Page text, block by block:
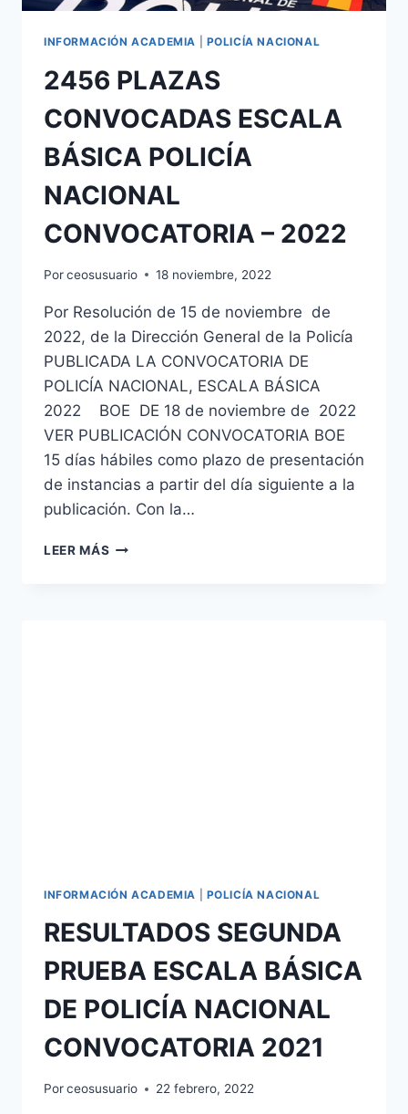
A
INFORMACIÓN ACADEMIA POLICÍA NACIONAL
2456 PLAZAS
CONVOCADAS ESCALA
BÁSICA POLICÍA
NACIONAL
CONVOCATORIA – 2022
Porceosusuario 18 noviembre, 2022
Por Resolución de 15 de noviembre de
2022, de la Dirección General de la Policía
PUBLICADA LA CONVOCATORIA DE
POLICÍA NACIONAL, ESCALA BÁSICA
2022 BOE DE 18 de noviembre de 2022
VER PUBLICACIÓN CONVOCATORIA BOE
15 días hábiles como plazo de presentación
de instancias a partir del día siguiente a la
publicación. Con la…
LEER MÁS 2456
INFORMACIÓN ACADEMIA POLICÍA NACIONAL
RESULTADOS SEGUNDA
PRUEBA ESCALA BÁSICA
DE POLICÍA NACIONAL
CONVOCATORIA 2021
Porceosusuario 22 febrero, 2022